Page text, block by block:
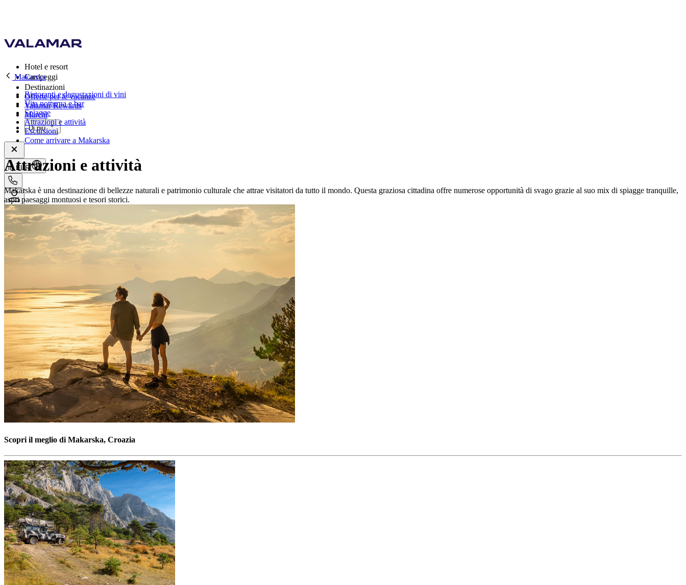
Hotel e resort
Campeggi
Destinazioni
Offerte per le vacanze
Valamar Rewards
Marchi
Di più
it, EUR
Makarska
Ristoranti e degustazioni di vini
Vita notturna e bar
Spiagge
Attrazioni e attività
Escursioni
Come arrivare a Makarska
Attrazioni e attività
Makarska è una destinazione di bellezze naturali e patrimonio culturale che attrae visitatori da tutto il mondo. Questa graziosa cittadina offre numerose opportunità di svago grazie al suo mix di spiagge tranquille,
aspri paesaggi montuosi e tesori storici.
Scopri il meglio di Makarska, Croazia